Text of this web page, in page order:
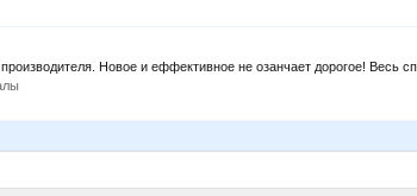
Новое и еффективное не озанчает дорогое! Весь